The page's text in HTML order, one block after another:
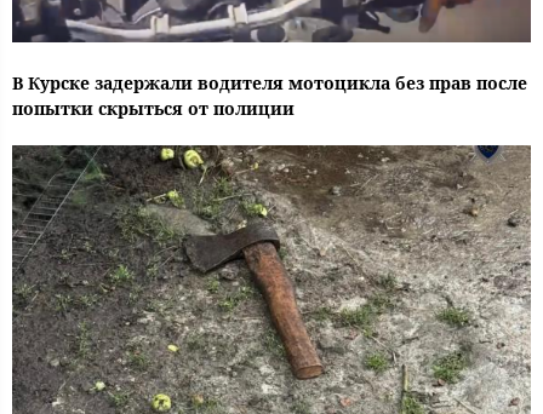
В Курске задержали водителя мотоцикла без прав после
попытки скрыться от полиции